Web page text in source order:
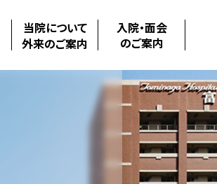
当院について
外来のご案内
入院・面会
のご案内